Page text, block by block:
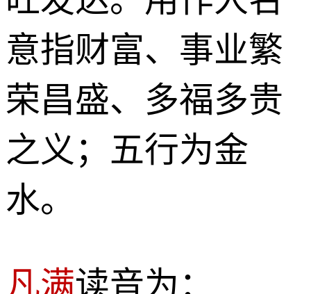
意指财富、事业繁
荣昌盛、多福多贵
之义；五行为金
水。
凡满读音为：